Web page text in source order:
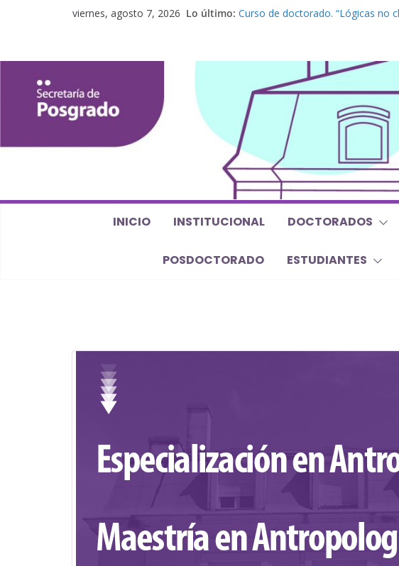
viernes, agosto 7, 2026 Lo último: Curso de doctorado. “Lógicas no
Curso de posgrado. Inglés. “Nivel 1”
Curso de doctorado “Mirar, juzgar,
Defensas de Tesis y Trabajos
INICIO INSTITUCIONAL DOCTORADOS
POSDOCTORADO ESTUDIANTES